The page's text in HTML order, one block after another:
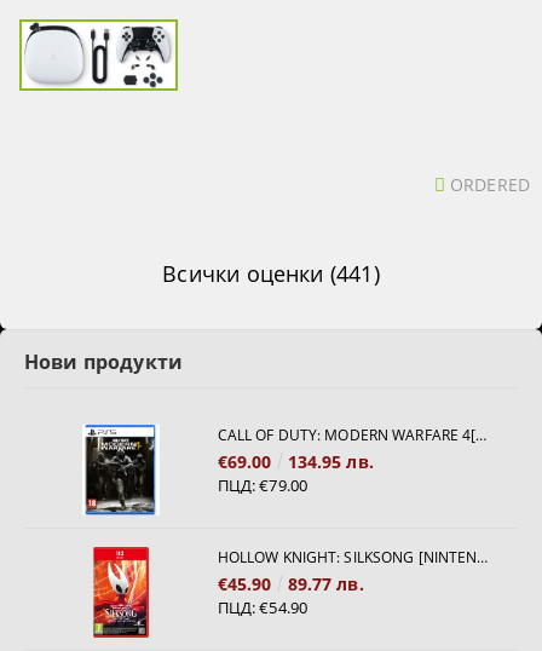
ORDERED
Всички оценки (441)
Нови продукти
CALL OF DUTY: MODERN WARFARE 4[PS5]
€69.00 134.95 лв.
ПЦД:€79.00
HOLLOW KNIGHT: SILKSONG [NINTENDO SWITCH 2]
€45.90 89.77 лв.
ПЦД:€54.90